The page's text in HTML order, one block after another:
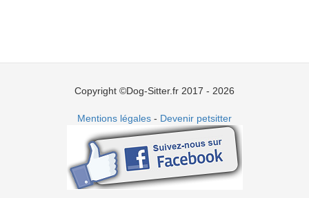
Copyright ©Dog-Sitter.fr 2017 - 2026
Mentions légales - Devenir petsitter